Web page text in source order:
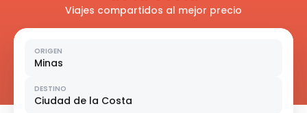
Viajes compartidos al mejor precio
ORIGEN
Minas
DESTINO
Ciudad de la Costa